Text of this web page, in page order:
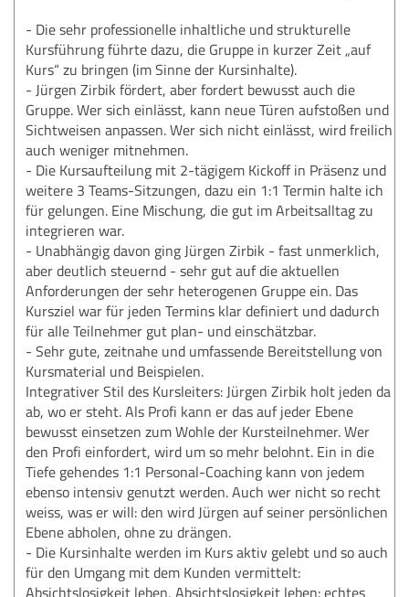
- Die sehr professionelle inhaltliche und strukturelle
Kursführung führte dazu, die Gruppe in kurzer Zeit „auf
Kurs“ zu bringen (im Sinne der Kursinhalte).
- Jürgen Zirbik fördert, aber fordert bewusst auch die
Gruppe. Wer sich einlässt, kann neue Türen aufstoßen und
Sichtweisen anpassen. Wer sich nicht einlässt, wird freilich
auch weniger mitnehmen.
- Die Kursaufteilung mit 2-tägigem Kickoff in Präsenz und
weitere 3 Teams-Sitzungen, dazu ein 1:1 Termin halte ich
für gelungen. Eine Mischung, die gut im Arbeitsalltag zu
integrieren war.
- Unabhängig davon ging Jürgen Zirbik - fast unmerklich,
aber deutlich steuernd - sehr gut auf die aktuellen
Anforderungen der sehr heterogenen Gruppe ein. Das
Kursziel war für jeden Termins klar definiert und dadurch
für alle Teilnehmer gut plan- und einschätzbar.
- Sehr gute, zeitnahe und umfassende Bereitstellung von
Kursmaterial und Beispielen.
Integrativer Stil des Kursleiters: Jürgen Zirbik holt jeden da
ab, wo er steht. Als Profi kann er das auf jeder Ebene
bewusst einsetzen zum Wohle der Kursteilnehmer. Wer
den Profi einfordert, wird um so mehr belohnt. Ein in die
Tiefe gehendes 1:1 Personal-Coaching kann von jedem
ebenso intensiv genutzt werden. Auch wer nicht so recht
weiss, was er will: den wird Jürgen auf seiner persönlichen
Ebene abholen, ohne zu drängen.
- Die Kursinhalte werden im Kurs aktiv gelebt und so auch
für den Umgang mit dem Kunden vermittelt:
Absichtslosigkeit leben, Absichtslosigkeit leben: echtes